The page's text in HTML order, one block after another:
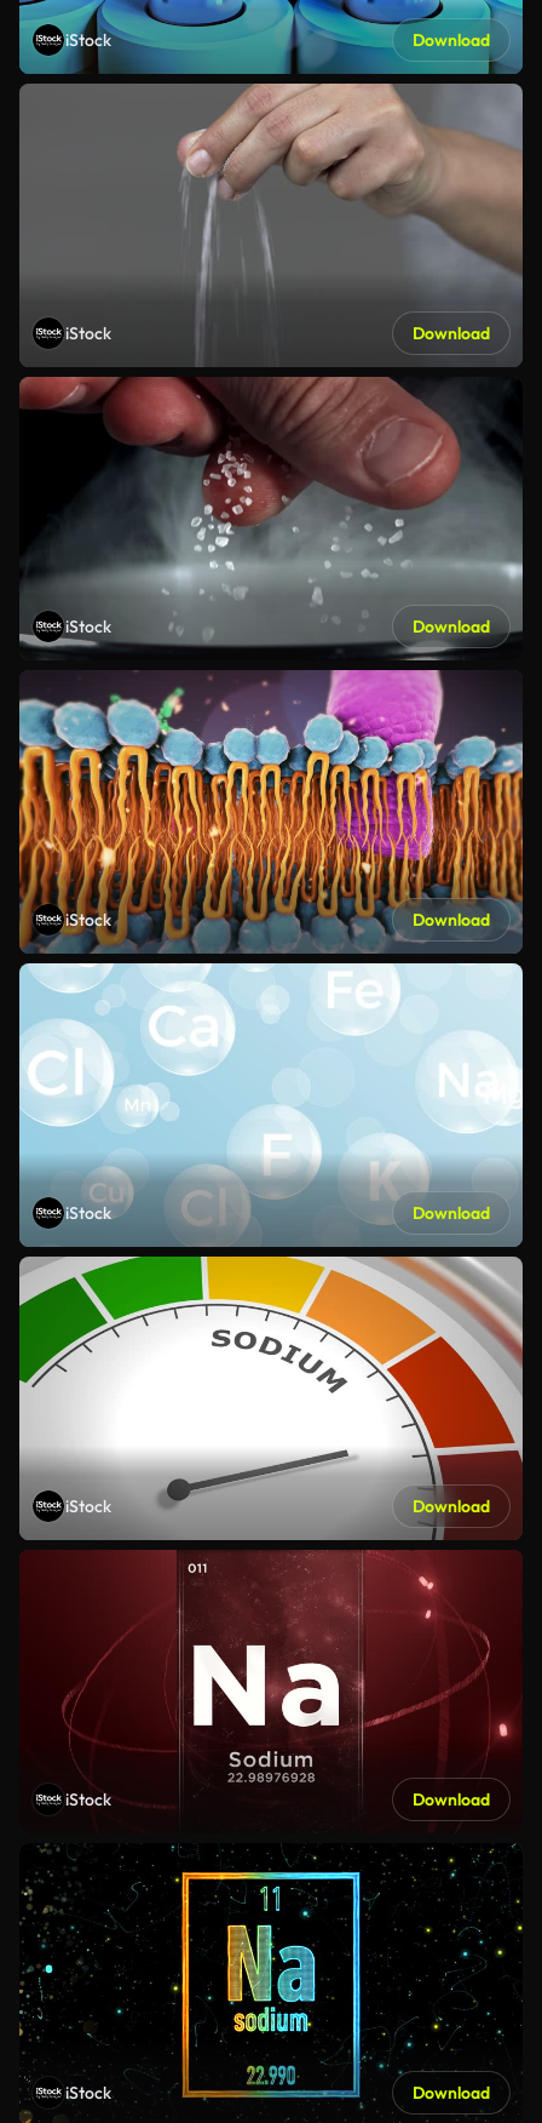
iStock Download
iStock Download
iStock Download
iStock Download
iStock Download
iStock Download
iStock Download
iStock Download